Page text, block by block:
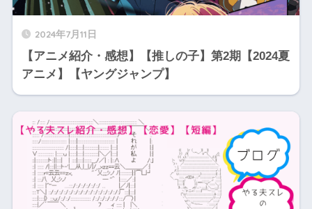
2024年7月11日
【アニメ紹介・感想】【推しの子】第2期【2024夏
アニメ】【ヤングジャンプ】